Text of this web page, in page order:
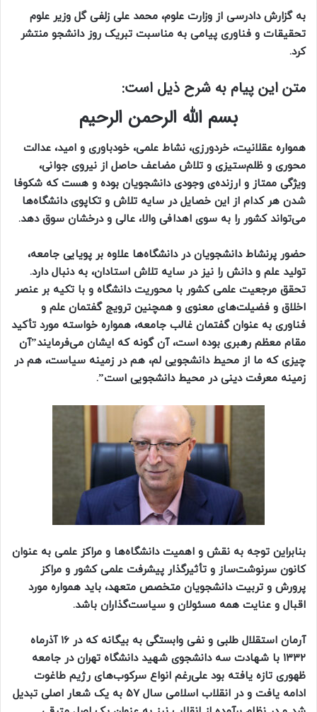
به گزارش دادرسی از وزارت علوم، محمد علی زلفی گل وزیر علوم
تحقیقات و فناوری پیامی به مناسبت تبریک روز دانشجو منتشر
کرد.
متن این پیام به شرح ذیل است:
بسم الله الرحمن الرحیم
همواره عقلانیت، خردورزی، نشاط علمی، خودباوری و امید، عدالت
محوری و ظلم‌ستیزی و تلاش مضاعف حاصل از نیروی جوانی،
ویژگی ممتاز و ارزنده‌ی وجودی دانشجویان بوده و هست که شکوفا
شدن هر کدام از این خصایل در سایه تلاش و تکاپوی دانشگاه‌ها
می‌تواند کشور را به سوی اهدافی والا، عالی و درخشان سوق دهد.
حضور پرنشاط دانشجویان در دانشگاه‌ها علاوه بر پویایی جامعه،
تولید علم و دانش را نیز در سایه تلاش استادان، به دنبال دارد.
تحقق مرجعیت علمی کشور با محوریت دانشگاه و با تکیه بر عنصر
اخلاق و فضیلت‌های معنوی و همچنین ترویج گفتمان علم و
فناوری به عنوان گفتمان غالب جامعه، همواره خواسته مورد تأکید
مقام معظم رهبری بوده است، آن گونه که ایشان می‌فرمایند”آن
چیزی که ما از محیط دانشجویی لم، هم در زمینه سیاست، هم در
زمینه معرفت دینی در محیط دانشجویی است”.
بنابراین توجه به نقش و اهمیت دانشگاه‌ها و مراکز علمی به عنوان
کانون سرنوشت‌ساز و تأثیرگذار پیشرفت علمی کشور و مراکز
پرورش و تربیت دانشجویان متخصص متعهد، باید همواره مورد
اقبال و عنایت همه مسئولان و سیاست‌گذاران باشد.
آرمان استقلال طلبی و نفی وابستگی به بیگانه که در ۱۶ آذرماه
۱۳۳۲ با شهادت سه دانشجوی شهید دانشگاه تهران در جامعه
ظهوری تازه یافته بود علی‌رغم انواع سرکوب‌های رژیم طاغوت
ادامه یافت و در انقلاب اسلامی سال ۵۷ به یک شعار اصلی تبدیل